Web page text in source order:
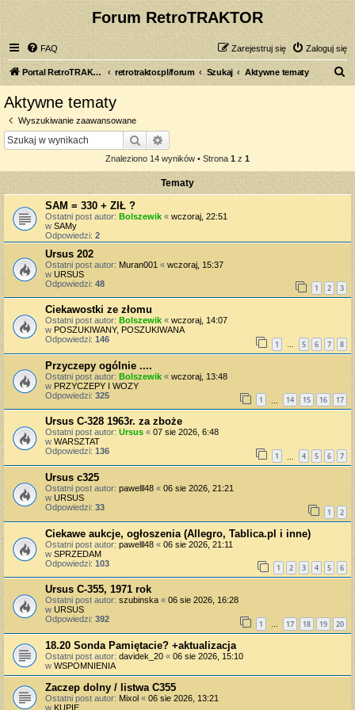
Forum RetroTRAKTOR
FAQ Zaloguj się
Zarejestruj się
Portal RetroTRAKTOR.pl retrotraktor.pl/forum Szukaj Aktywne tematy
Aktywne tematy
Wyszukiwanie zaawansowane
Szukaj
Znaleziono 14 wyników • Strona 1 z 1
Tematy
SAM = 330 + ZIŁ ?
Ostatni post autor: Bolszewik « wczoraj, 22:51
w SAMy
Odpowiedzi: 2
Ursus 202
Ostatni post autor: Muran001 « wczoraj, 15:37
w URSUS
Odpowiedzi: 48 1 2 3
Ciekawostki ze złomu
Ostatni post autor: Bolszewik « wczoraj, 14:07
w POSZUKIWANY, POSZUKIWANA
Odpowiedzi: 146 1 … 5 6 7 8
Przyczepy ogólnie ....
Ostatni post autor: Bolszewik « wczoraj, 13:48
w PRZYCZEPY I WOZY
Odpowiedzi: 325 1 14 15 16 17
Ursus C-328 1963r. za zboże
Ostatni post autor: Ursus « 07 sie 2026, 6:48
w WARSZTAT
Odpowiedzi: 136 1 4 5 6 7
Ursus c325
Ostatni post autor: pawelll48 « 06 sie 2026, 21:21
w URSUS
Odpowiedzi: 33 1 2
Ciekawe aukcje, ogłoszenia (Allegro, Tablica.pl i inne)
Ostatni post autor: pawelll48 « 06 sie 2026, 21:11
w SPRZEDAM
Odpowiedzi: 103 1 2 3 4 5 6
Ursus C-355, 1971 rok
Ostatni post autor: szubinska « 06 sie 2026, 16:28
w URSUS
Odpowiedzi: 392 1 … 17 18 19 20
18.20 Sonda Pamiętacie? +aktualizacja
Ostatni post autor: davidek_20 « 06 sie 2026, 15:10
w WSPOMNIENIA
Zaczep dolny / listwa C355
Ostatni post autor: Mixol « 06 sie 2026, 13:21
w KUPIĘ